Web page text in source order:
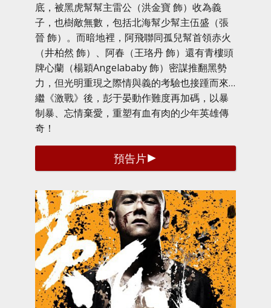
底，被黑虎幫幫主雷公（洪金寶 飾）收為義
子，也樹敵無數，包括北海幫少幫主伍盛（張
晉 飾）。而暗地裡，阿飛聯同孤兒幫首領赤火
（井柏然 飾）、阿春（王珞丹 飾）還有青樓頭
牌心蘭（楊穎Angelababy 飾）密謀推翻黑勢
力，但光明重現之際情與義的考驗也接踵而來…
繼《激戰》後，彭于晏動作難度再加碼，以暴
制暴、忘情棄愛，重塑有血有肉的少年英雄傳
奇！
預告片